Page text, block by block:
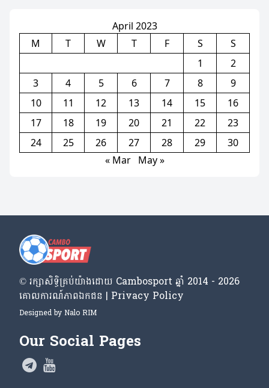
April 2023
M
T W T F S
S
1
2
3
4 5 6 7 8
9
10
11 12 13 14 15
16
17
18 19 20 21 22
23
24
25 26 27 28 29
30
« Mar
May »
© រក្សា​សិទ្ធិ​គ្រប់​យ៉ាង​ដោយ​ Cambosport ឆ្នាំ 2014 - 2026
គោលការណ៍​ភាព​ឯកជន | Privacy Policy
Designed by Nalo RIM
Our Social Pages